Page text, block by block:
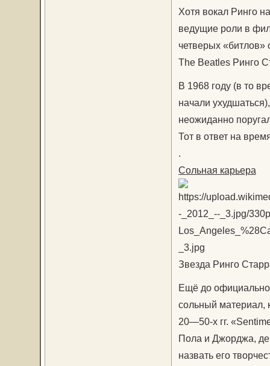
Хотя вокал Ринго
ведущие роли в
четверых
The Beatles Ринго
В 1968 году (в то
начали
неожиданно
Тот в ответ на
.
Сольная карьера
Звезда Ринго
Ещё до
сольный материал,
20—50-х гг.
Пола и Джорджа,
назвать его